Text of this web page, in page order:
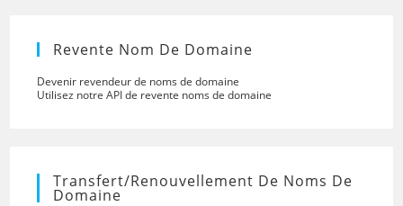
Revente Nom De Domaine
Devenir revendeur de noms de domaine
Utilisez notre API de revente noms de domaine
Transfert/renouvellement De Noms De
Domaine